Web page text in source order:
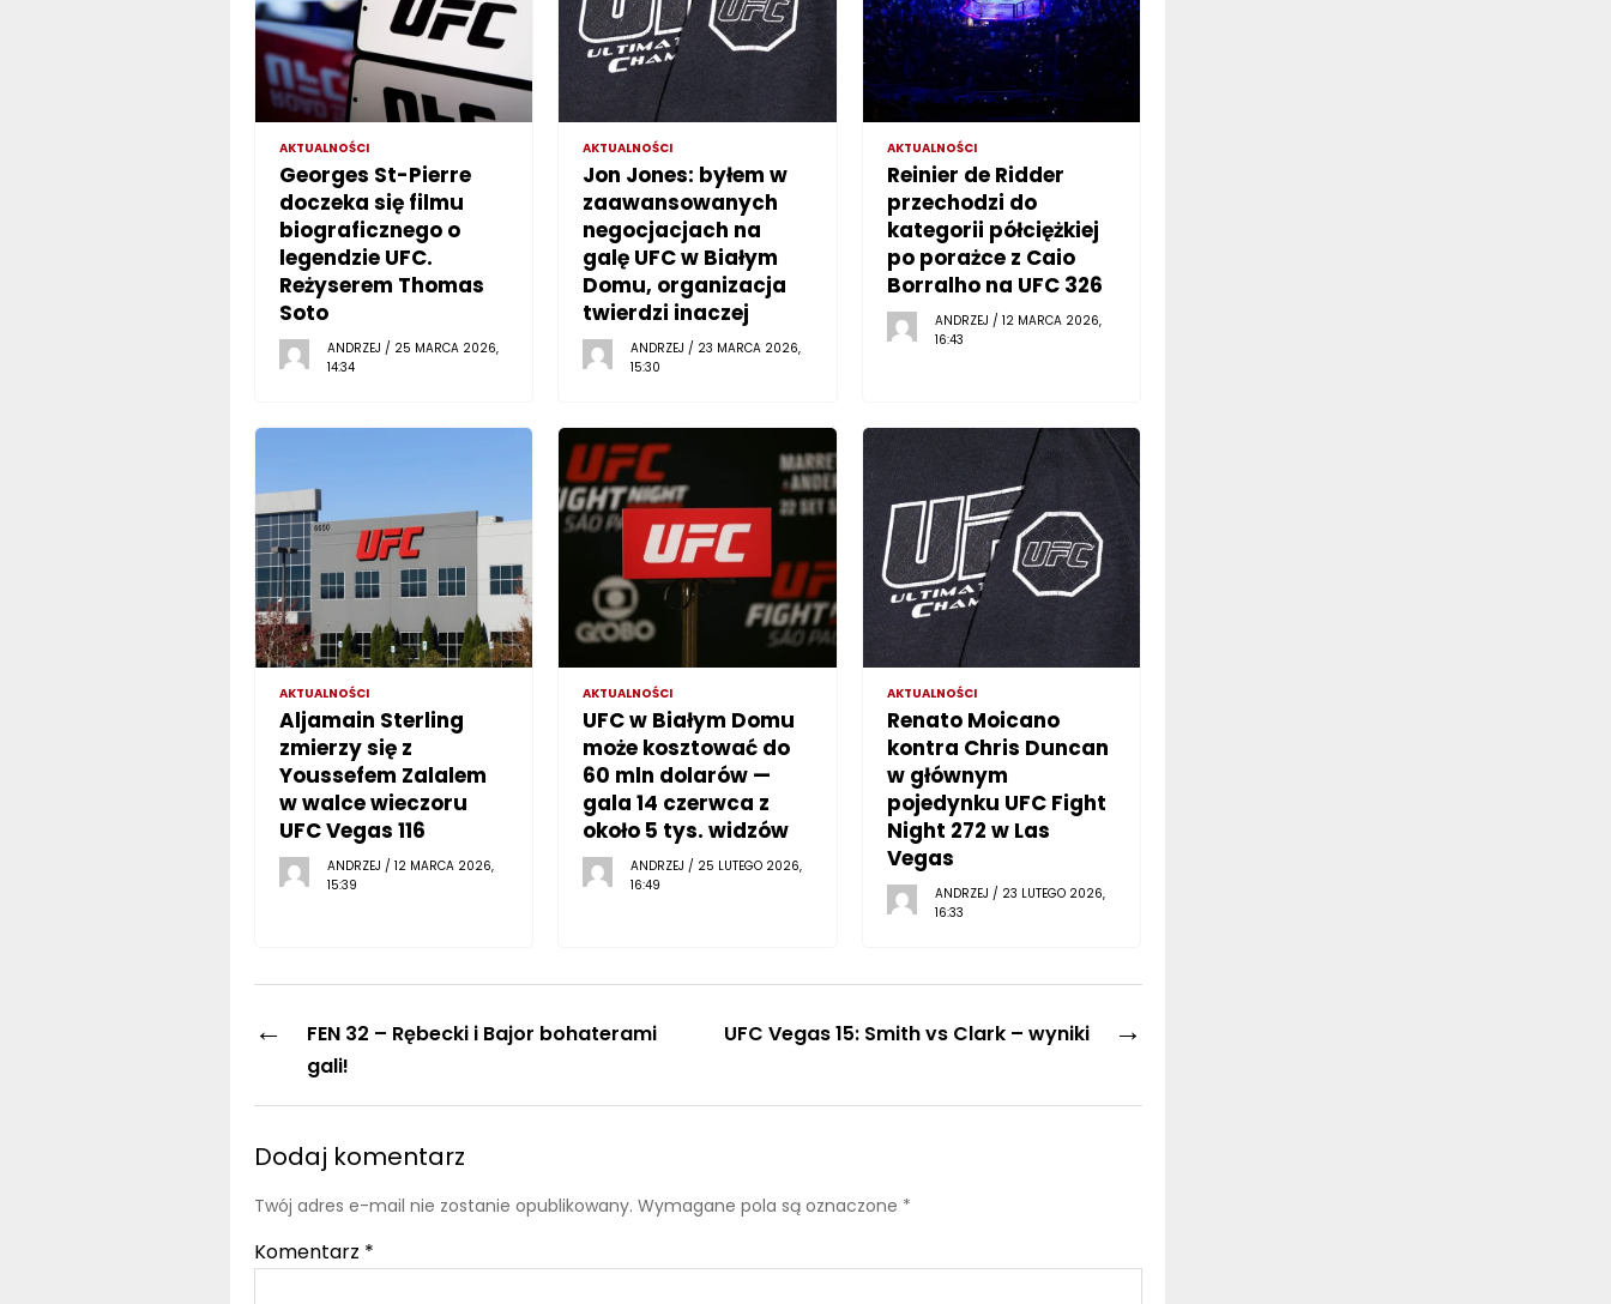
AKTUALNOŚCI
Georges St-Pierre
doczeka się filmu
biograficznego o
legendzie UFC.
Reżyserem Thomas
Soto
ANDRZEJ / 25 MARCA 2026,
14:34
AKTUALNOŚCI
Jon Jones: byłem w
zaawansowanych
negocjacjach na
galę UFC w Białym
Domu, organizacja
twierdzi inaczej
ANDRZEJ / 23 MARCA 2026,
15:30
AKTUALNOŚCI
Reinier de Ridder
przechodzi do
kategorii półciężkiej
po porażce z Caio
Borralho na UFC 326
ANDRZEJ / 12 MARCA 2026,
16:43
AKTUALNOŚCI
Aljamain Sterling
zmierzy się z
Youssefem Zalalem
w walce wieczoru
UFC Vegas 116
ANDRZEJ / 12 MARCA 2026,
15:39
AKTUALNOŚCI
UFC w Białym Domu
może kosztować do
60 mln dolarów —
gala 14 czerwca z
około 5 tys. widzów
ANDRZEJ / 25 LUTEGO 2026,
16:49
AKTUALNOŚCI
Renato Moicano
kontra Chris Duncan
w głównym
pojedynku UFC Fight
Night 272 w Las
Vegas
ANDRZEJ / 23 LUTEGO 2026,
16:33
←
FEN 32 – Rębecki i Bajor bohaterami
gali!
→
UFC Vegas 15: Smith vs Clark – wyniki
Dodaj komentarz
Twój adres e-mail nie zostanie opublikowany. Wymagane pola są oznaczone *
Komentarz *